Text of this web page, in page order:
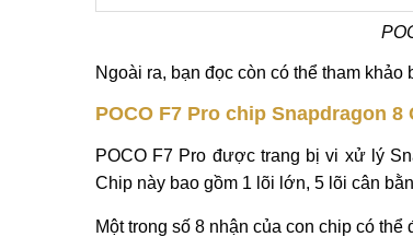
Ngoài ra, bạn đọc còn có thể tham
POCO F7 Pro chip Snapdragon 8
POCO F7 Pro được trang bị vi xử lý
Chip này bao gồm 1 lõi lớn, 5 lõi cân
Một trong số 8 nhận của con chip có